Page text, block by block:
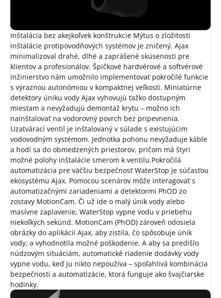
Inštalácia bez akejkoľvek konštrukcie Mýtus o zložitosti
inštalácie protipovodňových systémov je zničený. Ajax
minimalizoval drahé, dlhé a zaprášené skúsenosti pre
klientov a profesionálov. Špičkové hardvérové a softvérové
inžinierstvo nám umožnilo implementovať pokročilé funkcie
s výraznou autonómiou v kompaktnej veľkosti. Miniatúrne
detektory úniku vody Ajax vyhovujú ťažko dostupným
miestam a nevyžadujú demontáž krytu – možno ich
nainštalovať na vodorovný povrch bez pripevnenia.
Uzatvárací ventil je inštalovaný v súlade s existujúcim
vodovodným systémom. Jednotka pohonu nevyžaduje káble
a hodí sa do obmedzených priestorov, pričom má štyri
možné polohy inštalácie smerom k ventilu.Pokročilá
automatizácia pre väčšiu bezpečnosť WaterStop je súčasťou
ekosystému Ajax. Pomocou scenárov môže interagovať s
automatizačnými zariadeniami a detektormi PhOD zo
zostavy MotionCam. Či už ide o malý únik vody alebo
masívne zaplavenie, WaterStop vypne vodu v priebehu
niekoľkých sekúnd. MotionCam (PhOD) zároveň odosiela
obrázky do aplikácií Ajax, aby zistila, čo spôsobuje únik
vody, a vyhodnotila možné poškodenie. A aby sa predišlo
núdzovým situáciám, automatické riadenie dodávky vody
vypne vodu, keď ju nikto nepoužíva – spoľahlivá kombinácia
bezpečnosti a automatizácie, ktorá funguje ako švajčiarske
hodinky.